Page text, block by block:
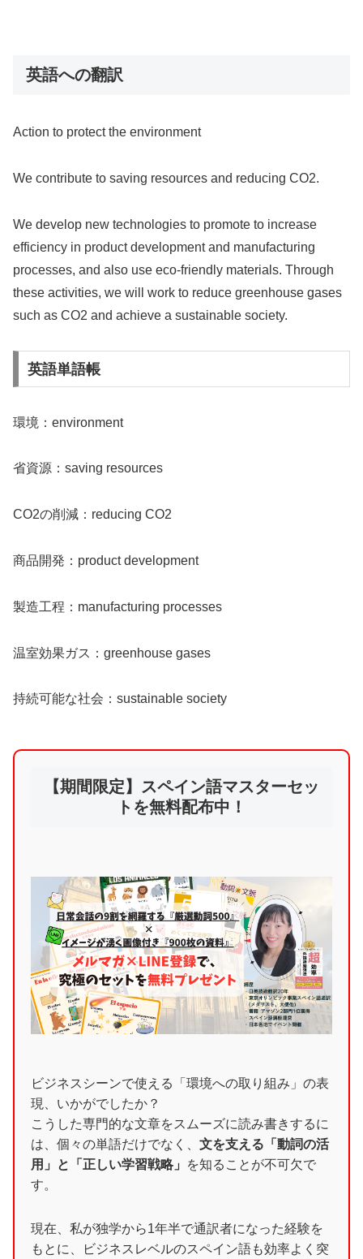
英語への翻訳
Action to protect the environment
We contribute to saving resources and reducing CO2.
We develop new technologies to promote to increase
efficiency in product development and manufacturing
processes, and also use eco-friendly materials. Through
these activities, we will work to reduce greenhouse gases
such as CO2 and achieve a sustainable society.
英語単語帳
環境：environment
省資源：saving resources
CO2の削減：reducing CO2
商品開発：product development
製造工程：manufacturing processes
温室効果ガス：greenhouse gases
持続可能な社会：sustainable society
【期間限定】スペイン語マスターセッ
トを無料配布中！
ビジネスシーンで使える「環境への取り組み」の表
現、いかがでしたか？
こうした専門的な文章をスムーズに読み書きするに
は、個々の単語だけでなく、 文を支える「動詞の活
用」と「正しい学習戦略」
を知ることが不可欠で
す。
現在、私が独学から1年半で通訳者になった経験を
もとに、ビジネスレベルのスペイン語も効率よく突